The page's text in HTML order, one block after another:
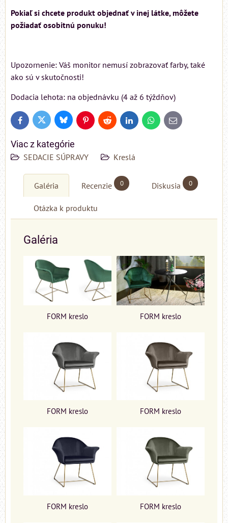
Pokiaľ si chcete produkt objednať v inej látke, môžete
požiadať osobitnú ponuku!
Upozornenie: Váš monitor nemusí zobrazovať farby, také
ako sú v skutočnosti!
Dodacia lehota: na objednávku (4 až 6 týždňov)
FacebookTwitter BlueskyPinterestReddit LinkedInWhatsApp
E-
mail
Viac z kategórie
SEDACIE SÚPRAVY Kreslá
Galéria Recenzie 0 Diskusia 0
Otázka k produktu
Galéria
FORM kreslo FORM kreslo
FORM kreslo FORM kreslo
FORM kreslo FORM kreslo